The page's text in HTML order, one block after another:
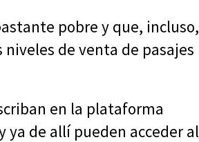
pobre y que, incluso,
de venta de pasajes
en la plataforma
ya de allí pueden acceder al